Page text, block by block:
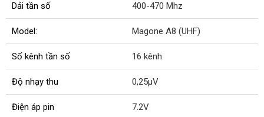
Dải tần số 400-470 Mhz
Model: Magone A8 (UHF)
Số kênh tần số 16 kênh
Độ nhạy thu 0,25μV
Điện áp pin 7.2V